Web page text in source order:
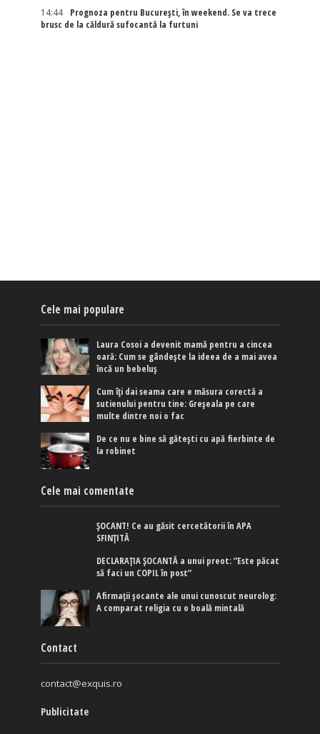
14:44
Prognoza pentru București, în weekend. Se va trece
brusc de la căldură sufocantă la furtuni
Cele mai populare
Laura Cosoi a devenit mamă pentru a cincea
oară: Cum se gândește la ideea de a mai avea
încă un bebeluș
Cum îți dai seama care e măsura corectă a
sutienului pentru tine: Greșeala pe care
multe dintre noi o fac
De ce nu e bine să gătești cu apă fierbinte de
la robinet
Cele mai comentate
ȘOCANT! Ce au găsit cercetătorii în APA
SFINȚITĂ
DECLARAȚIA ȘOCANTĂ a unui preot: ”Este păcat
să faci un COPIL în post”
Afirmaţii şocante ale unui cunoscut neurolog:
A comparat religia cu o boală mintală
Contact
contact@exquis.ro
Publicitate